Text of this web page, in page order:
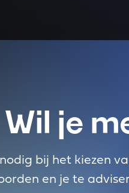
Wil je
bij het kiezen
en je te